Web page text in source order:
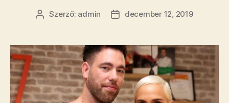
Bejegyzés
Szerző: admin
Bejegyzés
december 12, 2019